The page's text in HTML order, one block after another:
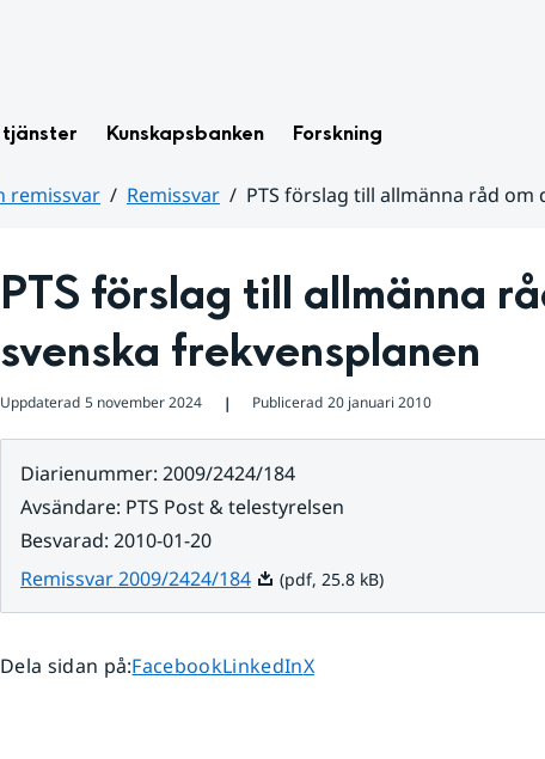
Kunskapsbanken Forskning
remissvar Remissvar
PTS förslag till allmänna råd om
PTS förslag till allmänna
svenska frekvensplanen
Uppdaterad 5 november 2024 ❘ Publicerad 20 januari 2010
Diarienummer: 2009/2424/184
Avsändare: PTS Post & telestyrelsen
Besvarad: 2010-01-20
Remissvar 2009/2424/184Pdf, 25.8 kB.
(pdf, 25.8 kB)
Dela sidan på:Dela sidan på
FacebookDela sidan på
LinkedInDela sidan på
X